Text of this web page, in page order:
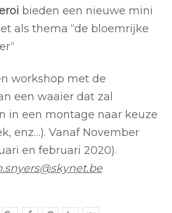
bieden een nieuwe mini
als thema “de bloemrijke
workshop met de
een waaier dat zal
in een montage naar keuze
enz…). Vanaf November
en februari 2020).